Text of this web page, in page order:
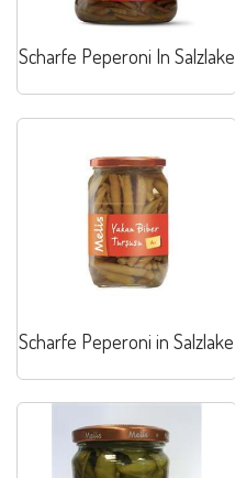
Scharfe Peperoni In Salzlake
Scharfe Peperoni in Salzlake